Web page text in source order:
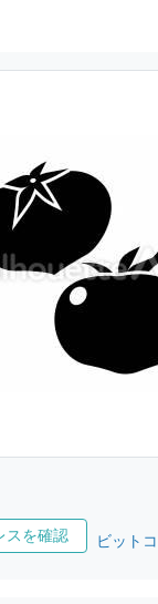
スを確認 ビット